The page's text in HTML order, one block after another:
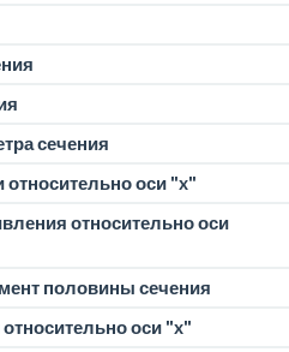
сечения
оси "x"
относительно оси
половины сечения
оси "x"